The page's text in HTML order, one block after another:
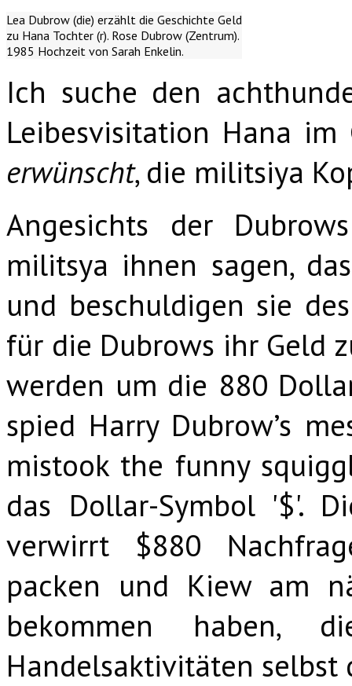
Lea Dubrow (die) erzählt die Geschichte Geld
zu Hana Tochter (r). Rose Dubrow (Zentrum).
1985 Hochzeit von Sarah Enkelin.
Ich suche den
Leibesvisitation Hana
erwünscht, die militsiya
Angesichts der
militsya ihnen sagen,
und beschuldigen sie
für die Dubrows ihr Geld
werden um die 880
spied Harry Dubrow’s
mistook the funny
das Dollar-Symbol '$'.
verwirrt $880
packen und Kiew am
bekommen haben,
Handelsaktivitäten selbst